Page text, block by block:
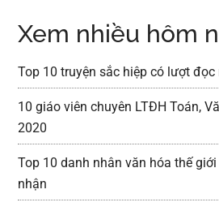
Xem nhiều hôm
Top 10 truyện sắc hiệp có lượt đọc
10 giáo viên chuyên LTĐH Toán,
2020
Top 10 danh nhân văn hóa thế giới
nhận